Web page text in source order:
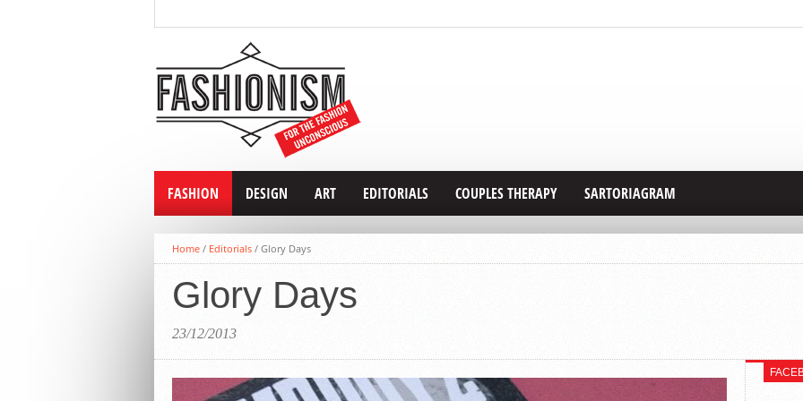
FASHION DESIGN ART EDITORIALS COUPLES THERAPY SARTORIAGRAM
Home / Editorials / Glory Days
Glory Days
23/12/2013